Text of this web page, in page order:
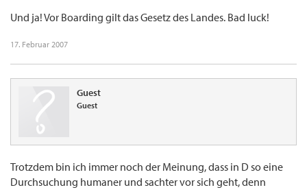
Und ja! Vor Boarding gilt das Gesetz des Landes. Bad luck!
17. Februar 2007
Guest
Guest
Trotzdem bin ich immer noch der Meinung, dass in D so eine
Durchsuchung humaner und sachter vor sich geht, denn